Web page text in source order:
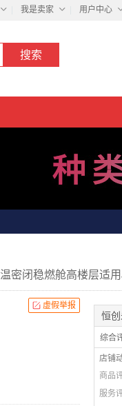
我是卖家 用户中心
密闭稳燃舱高楼层适
虚假举报
恒
综合
店铺
商品
服务